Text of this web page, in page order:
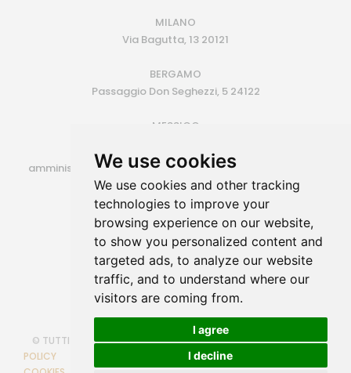
We use cookies
We use cookies and other tracking
technologies to improve your
browsing experience on our website,
to show you personalized content and
targeted ads, to analyze our website
traffic, and to understand where our
visitors are coming from.
I agree
I decline
MILANO
Via Bagutta, 13 20121
BERGAMO
Passaggio Don Seghezzi, 5 24122
MESSICO
amministrazione@siroconsulting.com | +39.335.6409500
P.IVA 14725801006
© TUTTI I DIRITTI RISERVATI COOKIE POLICY
PRIVACY
POLICY
POLITICA PARITA' DI GENERE